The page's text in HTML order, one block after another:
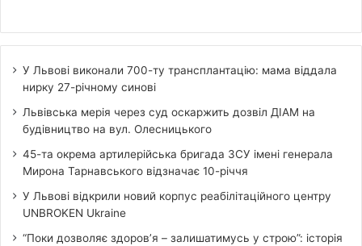
У Львові виконали 700-ту трансплантацію: мама віддала
нирку 27-річному синові
Львівська мерія через суд оскаржить дозвіл ДІАМ на
будівництво на вул. Олесницького
45-та окрема артилерійська бригада ЗСУ імені генерала
Мирона Тарнавського відзначає 10-річчя
У Львові відкрили новий корпус реабілітаційного центру
UNBROKEN Ukraine
“Поки дозволяє здоров’я – залишатимусь у строю”: історія